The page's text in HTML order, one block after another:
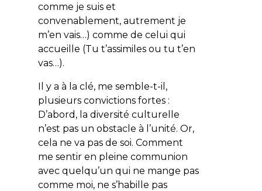
comme je suis et
convenablement, autrement je
m’en vais…) comme de celui qui
accueille (Tu t’assimiles ou tu t’en
vas…).
Il y a à la clé, me semble-t-il,
plusieurs convictions fortes:
D’abord, la diversité culturelle
n’est pas un obstacle à l’unité. Or,
cela ne va pas de soi. Comment
me sentir en pleine communion
avec quelqu’un qui ne mange pas
comme moi, ne s’habille pas